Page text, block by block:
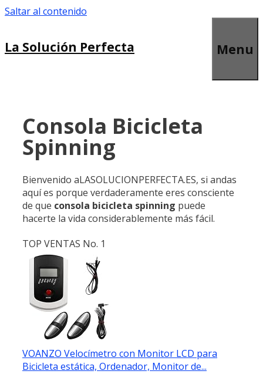
Saltar al contenido
La Solución Perfecta Menu
Consola Bicicleta
Spinning
Bienvenido aLASOLUCIONPERFECTA.ES, si andas
aquí es porque verdaderamente eres consciente
de que consola bicicleta spinning puede
hacerte la vida considerablemente más fácil.
TOP VENTAS No. 1
VOANZO Velocímetro con Monitor LCD para
Bicicleta estática, Ordenador, Monitor de...